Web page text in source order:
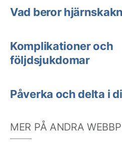
Vad beror
Komplikationer och
följdsjukdomar
Påverka och delta i
MER PÅ ANDRA